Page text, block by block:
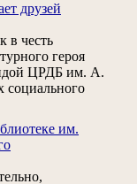
друзей
в честь
героя
ЦРДБ им. А.
социального
им.